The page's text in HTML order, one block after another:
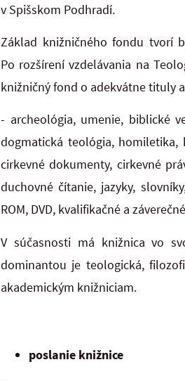
v Spišskom Podhradí.
Základ knižničného fondu tvorí
Po rozšírení vzdelávania na
knižničný fond o adekvátne tituly
- archeológia, umenie, biblické
dogmatická teológia,
cirkevné dokumenty, cirkevné
duchovné čítanie, jazyky,
ROM, DVD, kvalifikačné a
V súčasnosti má knižnica vo
dominantou je teologická,
akademickým knižniciam.
poslanie knižnice